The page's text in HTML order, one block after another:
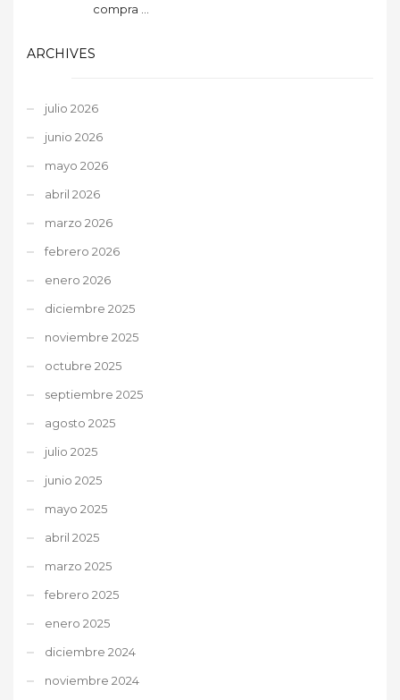
compra ...
ARCHIVES
julio 2026
junio 2026
mayo 2026
abril 2026
marzo 2026
febrero 2026
enero 2026
diciembre 2025
noviembre 2025
octubre 2025
septiembre 2025
agosto 2025
julio 2025
junio 2025
mayo 2025
abril 2025
marzo 2025
febrero 2025
enero 2025
diciembre 2024
noviembre 2024